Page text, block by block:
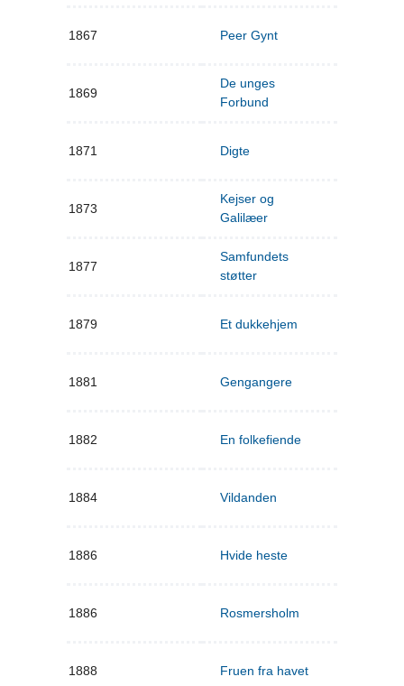
1867 Peer Gynt
1869
De unges
Forbund
1871 Digte
1873
Kejser og
Galilæer
1877
Samfundets
støtter
1879 Et dukkehjem
1881 Gengangere
1882 En folkefiende
1884 Vildanden
1886 Hvide heste
1886 Rosmersholm
1888 Fruen fra havet